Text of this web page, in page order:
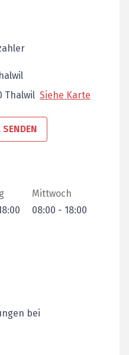
Thalwil Siehe Karte
Mittwoch
08:00 - 18:00
bei